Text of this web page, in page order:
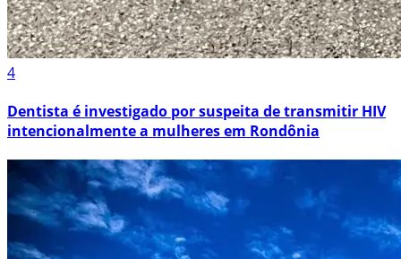
4
Dentista é investigado por suspeita de transmitir HIV
intencionalmente a mulheres em Rondônia